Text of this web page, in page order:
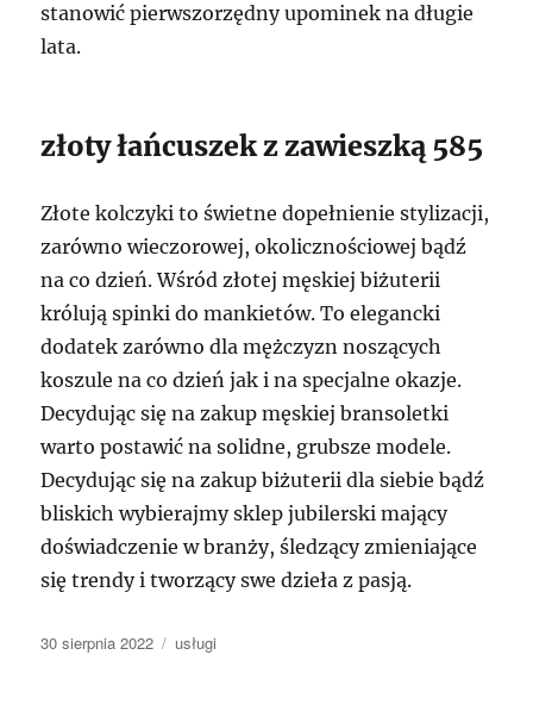
stanowić pierwszorzędny upominek na długie
lata.
złoty łańcuszek z zawieszką 585
Złote kolczyki to świetne dopełnienie stylizacji,
zarówno wieczorowej, okolicznościowej bądź
na co dzień. Wśród złotej męskiej biżuterii
królują spinki do mankietów. To elegancki
dodatek zarówno dla mężczyzn noszących
koszule na co dzień jak i na specjalne okazje.
Decydując się na zakup męskiej bransoletki
warto postawić na solidne, grubsze modele.
Decydując się na zakup biżuterii dla siebie bądź
bliskich wybierajmy sklep jubilerski mający
doświadczenie w branży, śledzący zmieniające
się trendy i tworzący swe dzieła z pasją.
Data
30 sierpnia 2022 Kategorie
usługi